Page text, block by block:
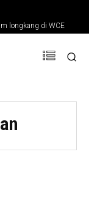
longkang di WCE